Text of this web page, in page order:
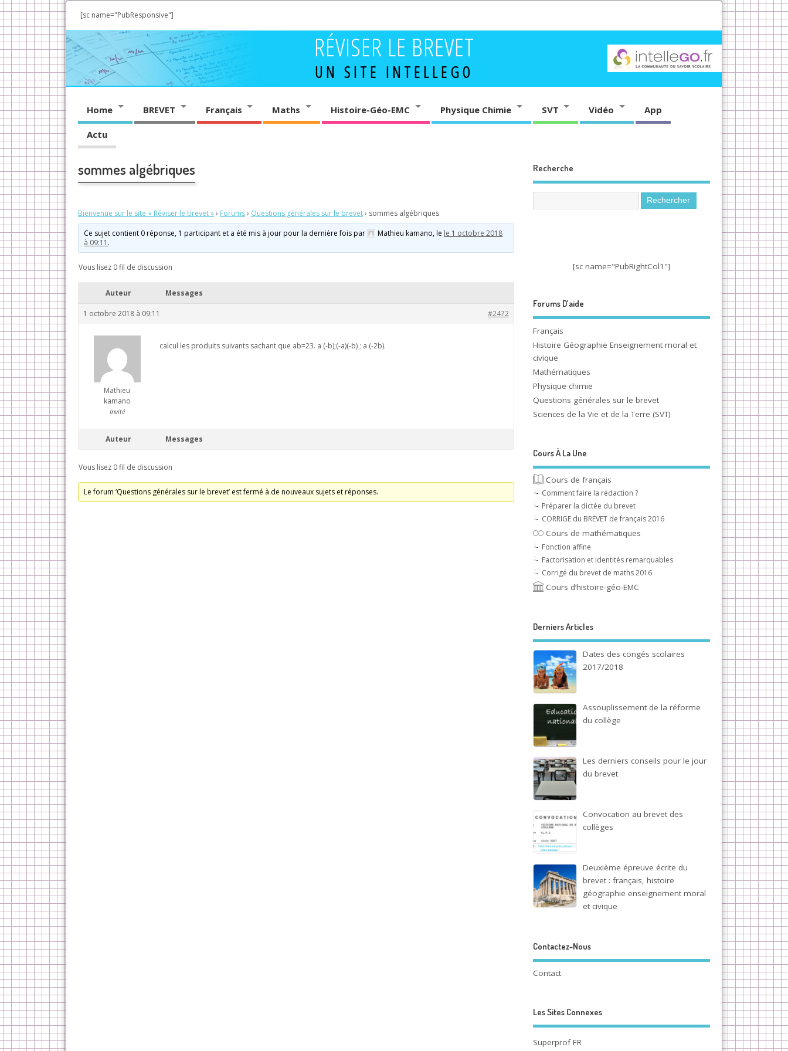
[sc name="PubResponsive"]
RÉVISER LE BREVET
UN SITE INTELLEGO
Home BREVET Français Maths Histoire-Géo-EMC Physique Chimie SVT Vidéo App
Actu
sommes algébriques
Bienvenue sur le site « Réviser le brevet »› Forums› Questions générales sur le brevet› sommes algébriques
Ce sujet contient 0 réponse, 1 participant et a été mis à jour pour la dernière fois par
Mathieu kamano, le le 1 octobre 2018
à 09:11 .
Vous lisez 0 fil de discussion
Auteur Messages
1 octobre 2018 à 09:11 #2472
Mathieu
kamano
Invité
calcul les produits suivants sachant que ab=23. a (-b);(-a)(-b) ; a (-2b).
Auteur Messages
Vous lisez 0 fil de discussion
Le forum ‘Questions générales sur le brevet’ est fermé à de nouveaux sujets et réponses.
Recherche
[sc name="PubRightCol1"]
Forums D’aide
Français
Histoire Géographie Enseignement moral et
civique
Mathématiques
Physique chimie
Questions générales sur le brevet
Sciences de la Vie et de la Terre (SVT)
Cours À La Une
Cours de français
Comment faire la rédaction ?
Préparer la dictée du brevet
CORRIGE du BREVET de français 2016
Cours de mathématiques
Fonction affine
Factorisation et identités remarquables
Corrigé du brevet de maths 2016
Cours d’histoire-géo-EMC
Derniers Articles
Dates des congés scolaires
2017/2018
Assouplissement de la réforme
du collège
Les derniers conseils pour le jour
du brevet
Convocation au brevet des
collèges
Deuxième épreuve écrite du
brevet : français, histoire
géographie enseignement moral
et civique
Contactez-Nous
Contact
Les Sites Connexes
Superprof FR